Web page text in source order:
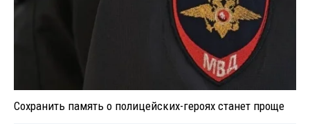
Сохранить память о полицейских-героях станет проще